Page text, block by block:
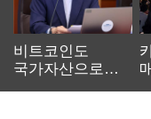
비트코인도
국가자산으로…'